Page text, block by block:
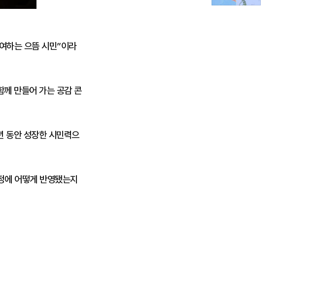
하는 으뜸 시민”이라
께 만들어 가는 공감 콘
동안 성장한 시민력으
어떻게 반영됐는지